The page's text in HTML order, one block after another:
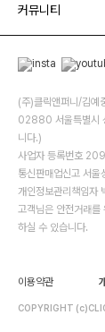
커뮤니티
(주)클릭앤퍼니/김예
02880 서울특별시
니다.)
사업자 등록번호
통신판매업신고 서
개인정보관리책임자
고객님은 안전거래를
하실 수 있습니다.
이용약관
COPYRIGHT